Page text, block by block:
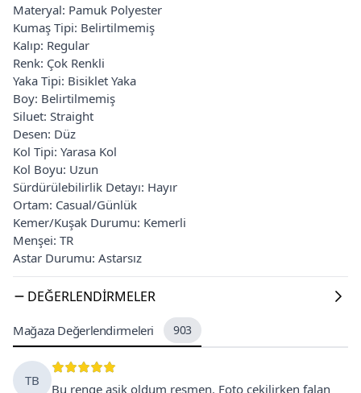
Materyal: Pamuk Polyester
Kumaş Tipi: Belirtilmemiş
Kalıp: Regular
Renk: Çok Renkli
Yaka Tipi: Bisiklet Yaka
Boy: Belirtilmemiş
Siluet: Straight
Desen: Düz
Kol Tipi: Yarasa Kol
Kol Boyu: Uzun
Sürdürülebilirlik Detayı: Hayır
Ortam: Casual/Günlük
Kemer/Kuşak Durumu: Kemerli
Menşei: TR
Astar Durumu: Astarsız
DEĞERLENDIRMELER
Mağaza Değerlendirmeleri 903
TB
Bu renge aşik oldum resmen. Foto cekilirken falan